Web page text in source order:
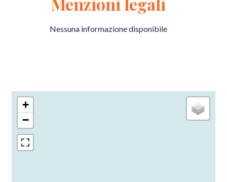
Nessuna informazione disponibile
+
−